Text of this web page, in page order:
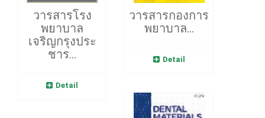
วารสารโรง
พยาบาล
เจริญกรุงประ
ชาร...
Detail
วารสารกองการ
พยาบาล...
Detail